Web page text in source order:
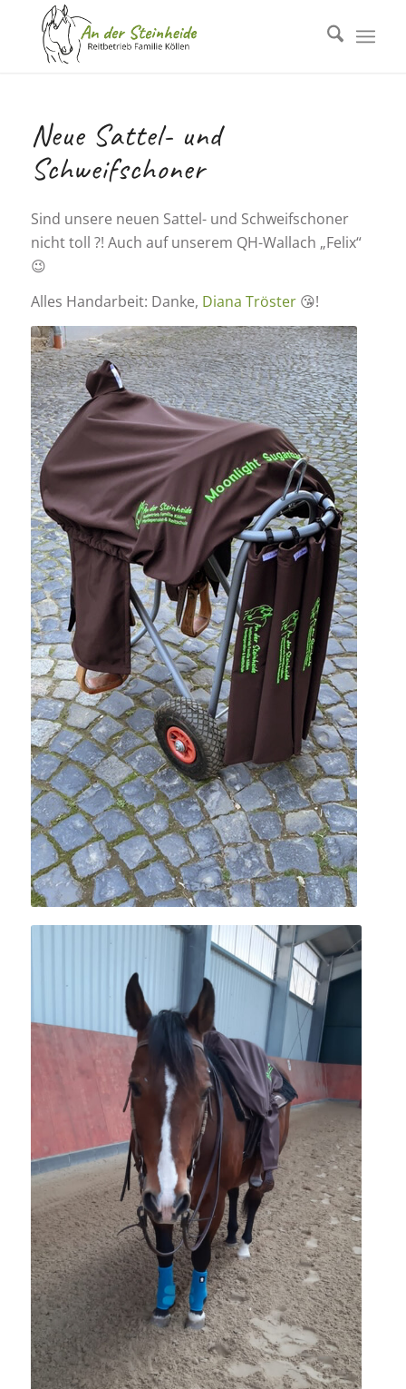
Neue Sattel- und
Schweifschoner
Sind unsere neuen Sattel- und Schweifschoner
nicht toll ?! Auch auf unserem QH-Wallach „Felix“
😉
Alles Handarbeit: Danke, Diana Tröster😘!